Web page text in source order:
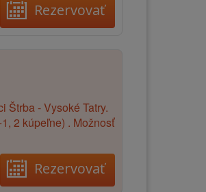
Rezervovať
Štrba - Vysoké Tatry.
2 kúpeľne) . Možnosť
Rezervovať